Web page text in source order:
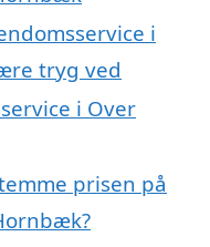
i
tryg ved
i Over
prisen på